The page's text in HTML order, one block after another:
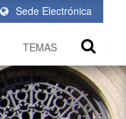
Sede Electrónica
TEMAS